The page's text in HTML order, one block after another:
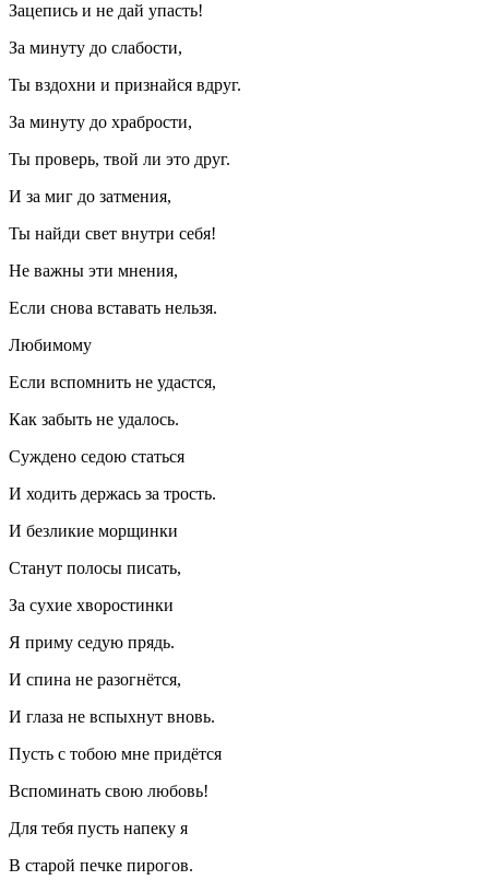
Зацепись и не дай упасть!
За минуту до слабости,
Ты вздохни и признайся вдруг.
За минуту до храбрости,
Ты проверь, твой ли это друг.
И за миг до затмения,
Ты найди свет внутри себя!
Не важны эти мнения,
Если снова вставать нельзя.
Любимому
Если вспомнить не удастся,
Как забыть не удалось.
Суждено седою статься
И ходить держась за трость.
И безликие морщинки
Станут полосы писать,
За сухие хворостинки
Я приму седую прядь.
И спина не разогнётся,
И глаза не вспыхнут вновь.
Пусть с тобою мне придётся
Вспоминать свою любовь!
Для тебя пусть напеку я
В старой печке пирогов.